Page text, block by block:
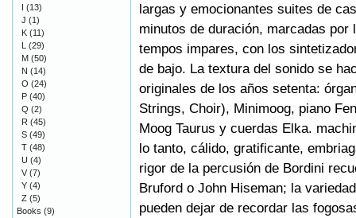
largas y emocionantes suites de
minutos de duración, marcadas por
tempos impares, con los
de bajo. La textura del sonido se
originales de los años setenta:
Strings, Choir), Minimoog, piano
Moog Taurus y cuerdas Elka.
lo tanto, cálido, gratificante,
rigor de la percusión de Bordini
Bruford o John Hiseman; la
pueden dejar de recordar las
I (13)
J (1)
K (11)
L (29)
M (50)
N (14)
O (24)
P (40)
Q (2)
R (45)
S (49)
T (48)
U (4)
V (7)
Y (4)
Z (5)
Books (9)